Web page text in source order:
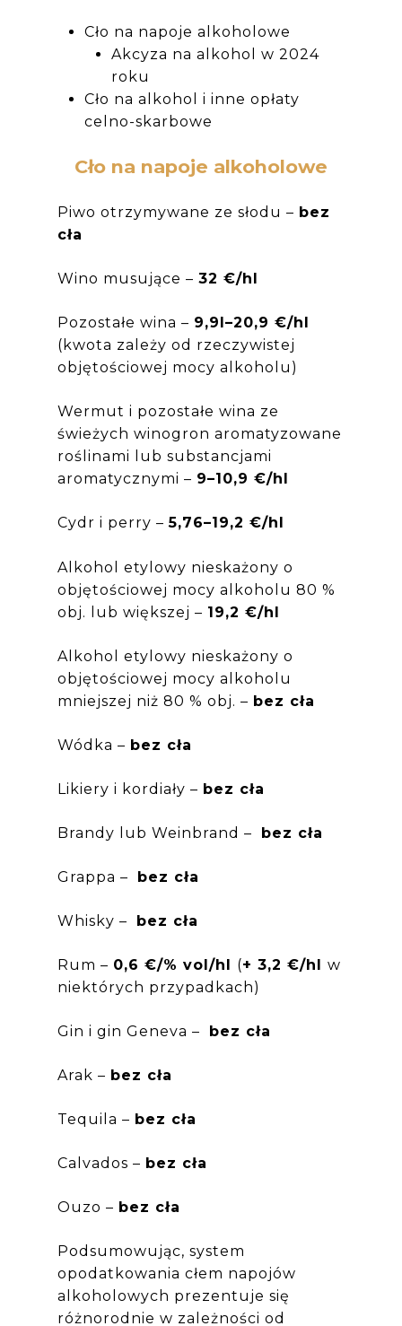
Cło na napoje alkoholowe
Akcyza na alkohol w 2024
roku
Cło na alkohol i inne opłaty
celno-skarbowe
Cło na napoje alkoholowe
Piwo otrzymywane ze słodu – bez
cła
Wino musujące –32 €/hl
Pozostałe wina – 9,9l–20,9 €/hl
(kwota zależy od rzeczywistej
objętościowej mocy alkoholu)
Wermut i pozostałe wina ze
świeżych winogron aromatyzowane
roślinami lub substancjami
aromatycznymi – 9–10,9 €/hl
Cydr i perry –5,76–19,2 €/hl
Alkohol etylowy nieskażony o
objętościowej mocy alkoholu 80 %
obj. lub większej – 19,2 €/hl
Alkohol etylowy nieskażony o
objętościowej mocy alkoholu
mniejszej niż 80 % obj. – bez cła
Wódka – bez cła
Likiery i kordiały – bez cła
Brandy lub Weinbrand – bez cła
Grappa – bez cła
Whisky – bez cła
Rum – 0,6 €/% vol/hl (+ 3,2 €/hlw
niektórych przypadkach)
Gin i gin Geneva – bez cła
Arak – bez cła
Tequila – bez cła
Calvados – bez cła
Ouzo – bez cła
Podsumowując, system
opodatkowania cłem napojów
alkoholowych prezentuje się
różnorodnie w zależności od